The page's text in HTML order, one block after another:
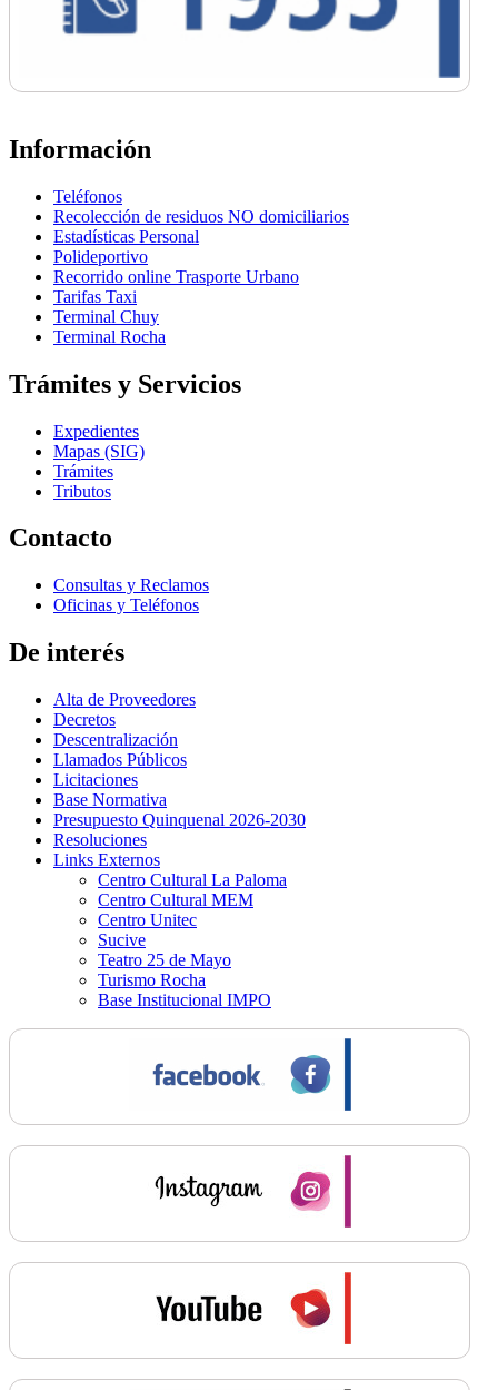
Información
Teléfonos
Recolección de residuos NO domiciliarios
Estadísticas Personal
Polideportivo
Recorrido online Trasporte Urbano
Tarifas Taxi
Terminal Chuy
Terminal Rocha
Trámites y Servicios
Expedientes
Mapas (SIG)
Trámites
Tributos
Contacto
Consultas y Reclamos
Oficinas y Teléfonos
De interés
Alta de Proveedores
Decretos
Descentralización
Llamados Públicos
Licitaciones
Base Normativa
Presupuesto Quinquenal 2026-2030
Resoluciones
Links Externos
Centro Cultural La Paloma
Centro Cultural MEM
Centro Unitec
Sucive
Teatro 25 de Mayo
Turismo Rocha
Base Institucional IMPO